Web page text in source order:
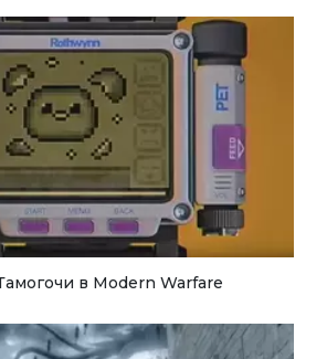
в Modern Warfare